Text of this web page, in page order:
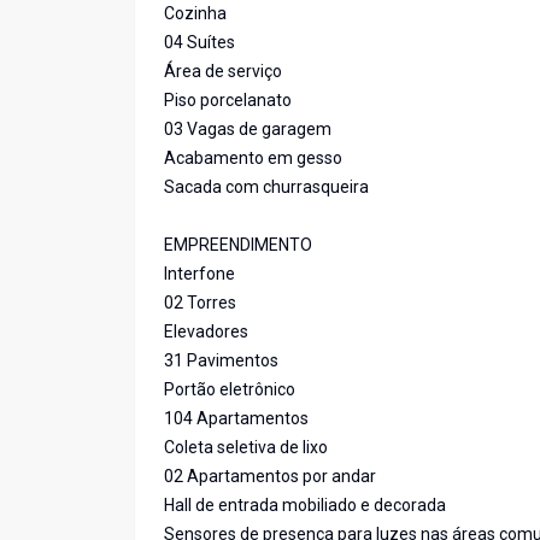
Cozinha
04 Suítes
Área de serviço
Piso porcelanato
03 Vagas de garagem
Acabamento em gesso
Sacada com churrasqueira
EMPREENDIMENTO
Interfone
02 Torres
Elevadores
31 Pavimentos
Portão eletrônico
104 Apartamentos
Coleta seletiva de lixo
02 Apartamentos por andar
Hall de entrada mobiliado e decorada
Sensores de presença para luzes nas áreas